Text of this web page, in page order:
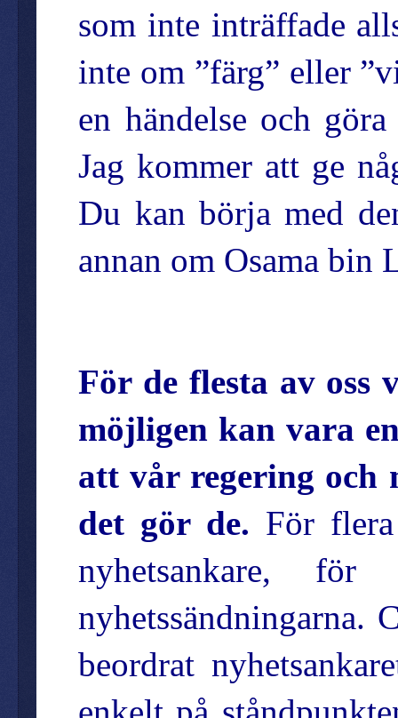
som inte inträffade
inte om ”färg” eller
en händelse och
Jag kommer att ge
Du kan börja med
annan om Osama bin
För de flesta av oss
möjligen kan vara
att vår regering och
det gör de. För
nyhetsankare,
nyhetssändningarna.
beordrat